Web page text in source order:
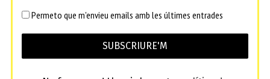
Permeto que m'envieu emails amb les últimes entrades